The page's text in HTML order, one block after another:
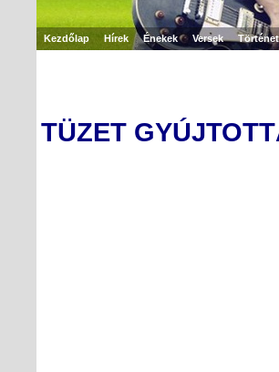
Kezdőlap Hírek Énekek Versek
TÜZET